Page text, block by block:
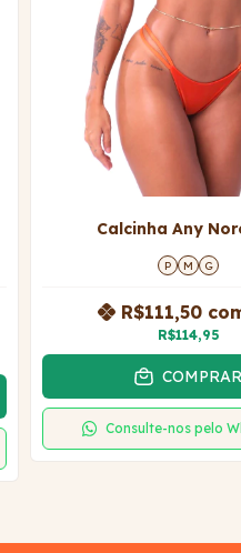
Calcinha Any
P M G
R$114,95
R$111,50
COMPRAR
Consulte-nos pelo